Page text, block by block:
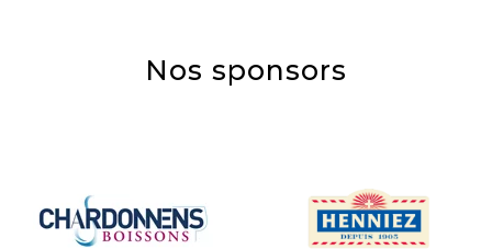
Nos sponsors